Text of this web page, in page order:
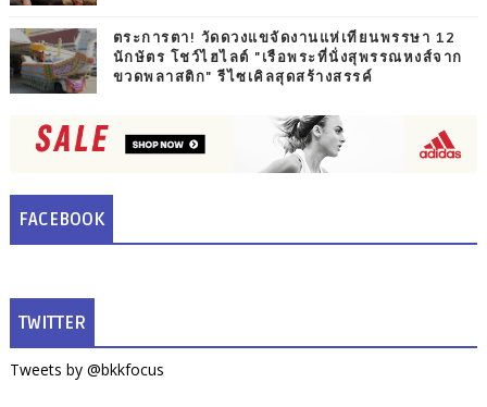
ตระการตา! วัดดวงแขจัดงานแห่เทียนพรรษา 12
นักษัตร โชว์ไฮไลต์ "เรือพระที่นั่งสุพรรณหงส์จาก
ขวดพลาสติก" รีไซเคิลสุดสร้างสรรค์
FACEBOOK
TWITTER
Tweets by @bkkfocus